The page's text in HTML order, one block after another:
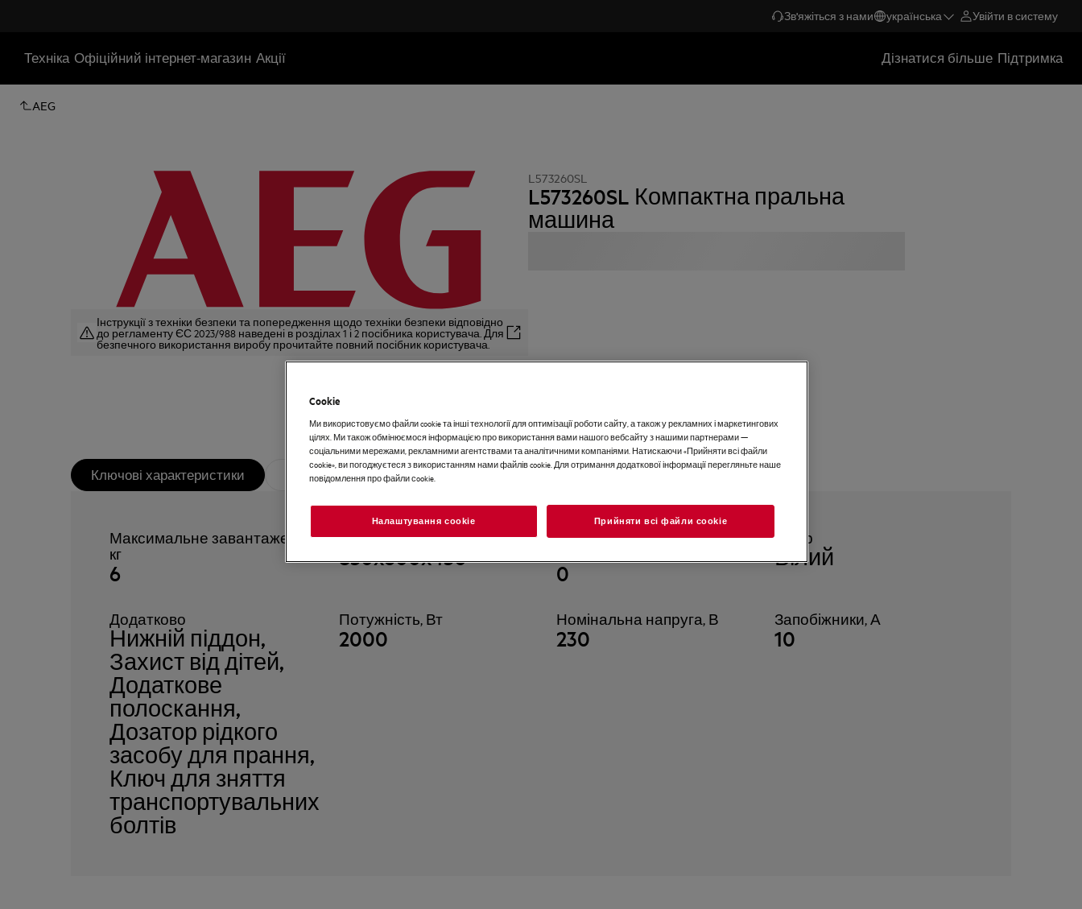
Зв'яжіться з нами українська Увійти в систему
Техніка Офіційний інтернет-магазин Акції Дізнатися більше Підтримка
AEG
Інструкції з техніки безпеки та попередження щодо техніки безпеки відповідно
до регламенту ЄС 2023/988 наведені в розділах 1 і 2 посібника користувача. Для
безпечного використання виробу прочитайте повний посібник користувача.
L573260SL
L573260SL Компактна пральна
машина
Ключові характеристики Документи по продукту Всі характеристики
Максимальне завантаження,
кг
6
Габарити (ВхШхГ), мм
850x600x450
Рівень шуму при
0
Колір
Білий
Додатково
Нижній піддон,
Захист від дітей,
Додаткове
полоскання,
Дозатор рідкого
засобу для прання,
Ключ для зняття
транспортувальних
болтів
Потужність, Вт
2000
Номінальна напруга, В
230
Запобіжники, А
10
Cookie
Ми використовуємо файли cookie та інші технології для оптимізації роботи сайту, а також у рекламних і маркетингових
цілях. Ми також обмінюємося інформацією про використання вами нашого вебсайту з нашими партнерами —
соціальними мережами, рекламними агентствами та аналітичними компаніями. Натискаючи «Прийняти всі файли
сookie», ви погоджуєтеся з використанням нами файлів cookie. Для отримання додаткової інформації перегляньте наше
повідомлення про файли сookie.
Налаштування cookie Прийняти всі файли сookie